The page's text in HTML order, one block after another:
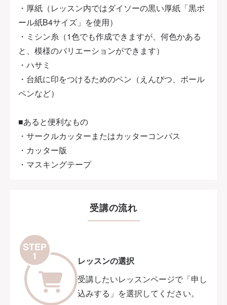
・厚紙（レッスン内ではダイソーの黒い厚紙「黒ボ
ール紙B4サイズ」を使用）
・ミシン糸（1色でも作成できますが、何色かある
と、模様のバリエーションができます）
・ハサミ
・台紙に印をつけるためのペン（えんぴつ、ボール
ペンなど）
■あると便利なもの
・サークルカッターまたはカッターコンパス
・カッター版
・マスキングテープ
受講の流れ
レッスンの選択
受講したいレッスンページで「申し
込みする」を選択してください。